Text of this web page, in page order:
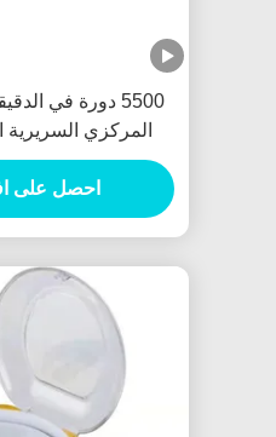
المركزي
5310RCF التهوية
احصل على